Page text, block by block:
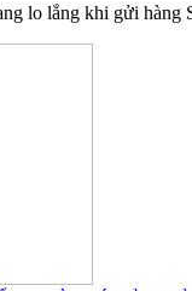
lo lắng khi gửi hàng